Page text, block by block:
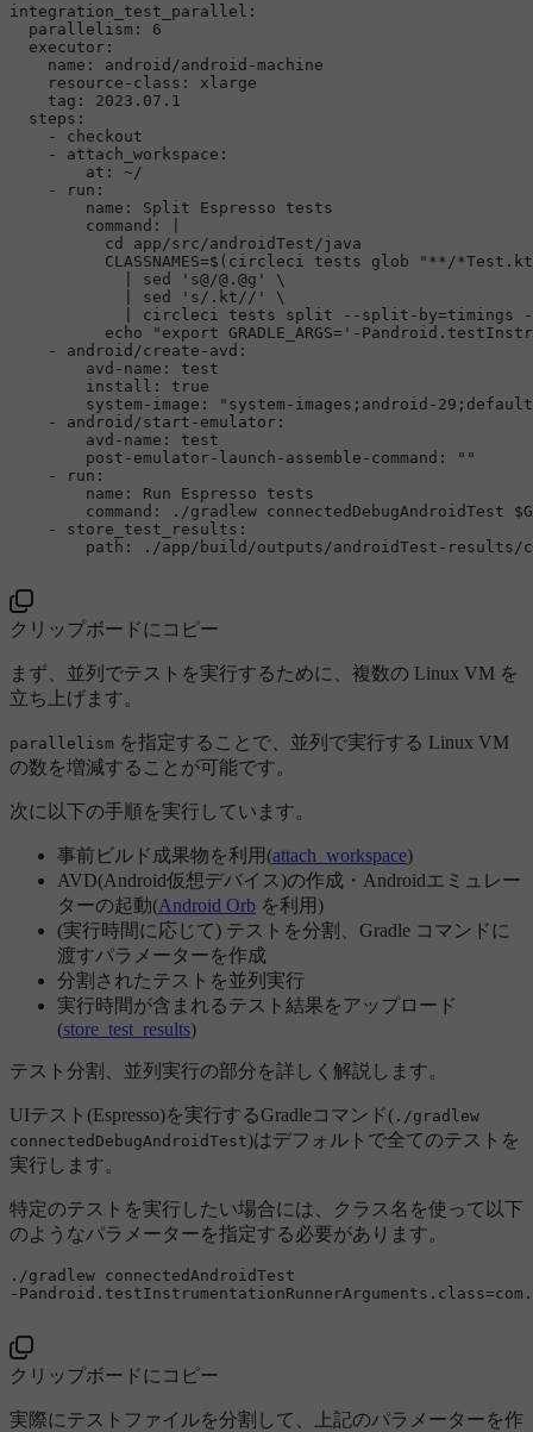
integration_test_parallel:
parallelism:
6
executor:
name:
android/android-machine
resource-class:
xlarge
tag:
2023.07 .1
steps:
-
checkout
-
attach_workspace:
at:
~/
-
run:
name:
Split Espresso
tests
command:
          cd app/src/androidTest/java
CLASSNAMES=$(circleci tests glob "**/
            | sed 's@/@.@g' \
            | sed 's/.kt//' \
| circleci tests split --split-by=timings
-
android/create-avd:
avd-name:
test
install:
true
system-image:
"system-images;android-
-
android/start-emulator:
avd-name:
test
post-emulator-launch-assemble-command:
""
-
run:
name:
Run Espresso
tests
command:
./gradlew connectedDebugAndroidTest
-
store_test_results:
path:
./app/build/outputs/androidTest-results/
クリップボードにコピー
まず、並列でテストを実行するために、複数の Linux VM を
立ち上げます。
parallelism を指定することで、並列で実行する Linux VM
の数を増減することが可能です。
次に以下の手順を実行しています。
事前ビルド成果物を利用(attach_workspace)
AVD(Android仮想デバイス)の作成・Androidエミュレー
ターの起動(Android Orb を利用)
(実行時間に応じて) テストを分割、Gradle コマンドに
渡すパラメーターを作成
分割されたテストを並列実行
実行時間が含まれるテスト結果をアップロード
(store_test_results)
テスト分割、並列実行の部分を詳しく解説します。
UIテスト(Espresso)を実行するGradleコマンド( ./gradlew
connectedDebugAndroidTest)はデフォルトで全てのテストを
実行します。
特定のテストを実行したい場合には、クラス名を使って以下
のようなパラメーターを指定する必要があります。
./gradlew connectedAndroidTest
-
クリップボードにコピー
実際にテストファイルを分割して、上記のパラメーターを作